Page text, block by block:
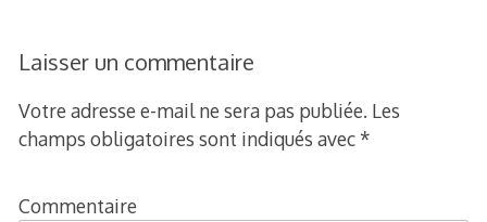
Laisser un commentaire
Votre adresse e-mail ne sera pas publiée. Les
champs obligatoires sont indiqués avec *
Commentaire